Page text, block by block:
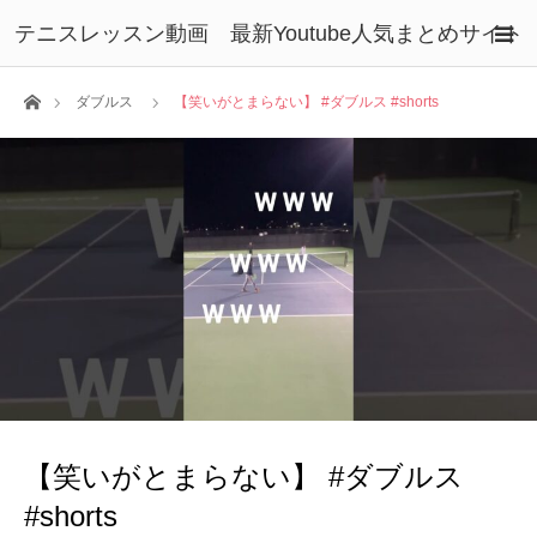
テニスレッスン動画 最新Youtube人気まとめサイト
ホームダブルス 【笑いがとまらない】 #ダブルス #shorts
【笑いがとまらない】 #ダブルス
#shorts